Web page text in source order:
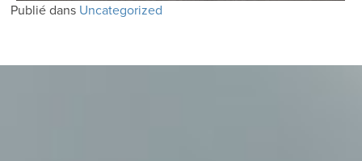
Publié dans Uncategorized